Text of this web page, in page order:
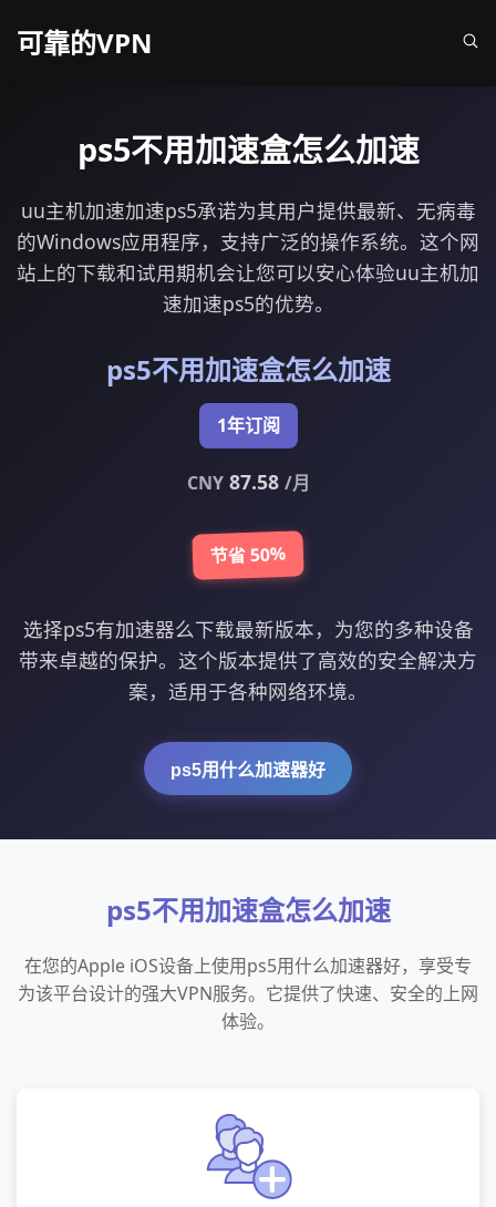
可靠的VPN
ps5不用加速盒怎么加速
uu主机加速加速ps5承诺为其用户提供最新、无病毒
的Windows应用程序，支持广泛的操作系统。这个网
站上的下载和试用期机会让您可以安心体验uu主机加
速加速ps5的优势。
ps5不用加速盒怎么加速
1年订阅
CNY87.58 /月
节省 50%
选择ps5有加速器么下载最新版本，为您的多种设备
带来卓越的保护。这个版本提供了高效的安全解决方
案，适用于各种网络环境。
ps5用什么加速器好
ps5不用加速盒怎么加速
在您的Apple iOS设备上使用ps5用什么加速器好，享受专
为该平台设计的强大VPN服务。它提供了快速、安全的上网
体验。